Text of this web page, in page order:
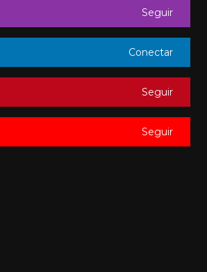
Seguir
Conectar
Seguir
Seguir